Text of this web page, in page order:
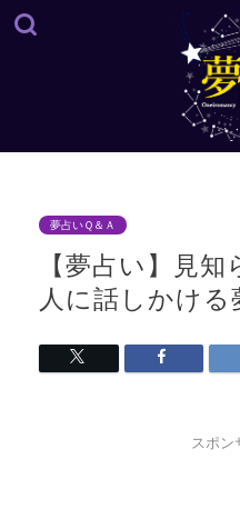
夢占いＱ＆Ａ
【夢占い】見
人に話しかける
スポン